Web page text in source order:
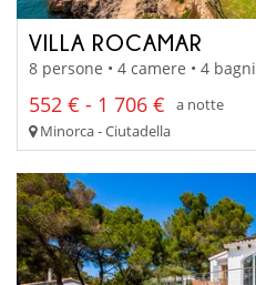
VILLA ROCAMAR
8 persone • 4 camere • 4 bagni
552 € - 1 706 €
a notte
Minorca - Ciutadella